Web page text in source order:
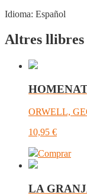
Idioma: Español
Altres
ORWELL,
10,95 €
Comprar
LA